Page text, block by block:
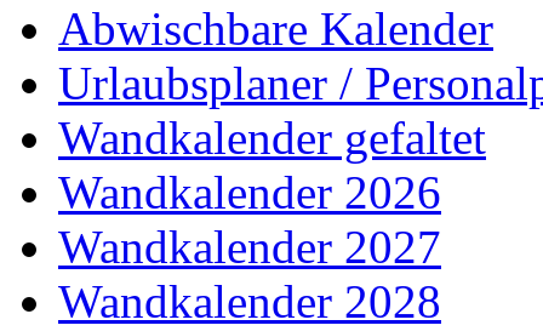
Abwischbare Kalender
Urlaubsplaner /
Wandkalender gefaltet
Wandkalender 2026
Wandkalender 2027
Wandkalender 2028